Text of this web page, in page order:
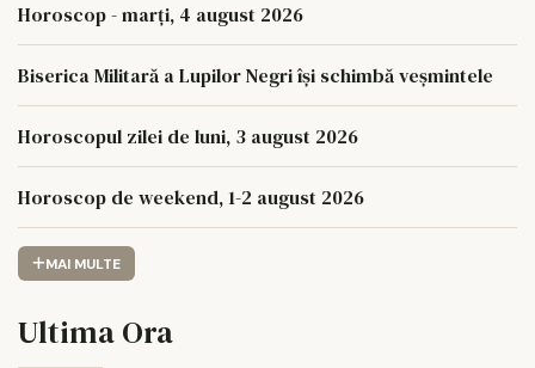
Horoscop - marți, 4 august 2026
Biserica Militară a Lupilor Negri își schimbă veșmintele
Horoscopul zilei de luni, 3 august 2026
Horoscop de weekend, 1-2 august 2026
MAI MULTE
Ultima Ora